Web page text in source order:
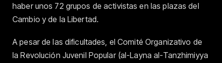
haber unos 72 grupos de activistas en las plazas del
Cambio y de la Libertad.
A pesar de las dificultades, el Comité Organizativo de
la Revolución Juvenil Popular (al-Layna al-Tanzhimiyya